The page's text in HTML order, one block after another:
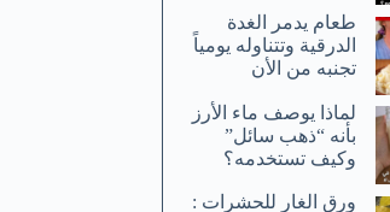
طعام يدمر الغدة
الدرقية وتتناوله يومياً
تجنبه من الأن
لماذا يوصف ماء الأرز
بأنه “ذهب سائل”
وكيف تستخدمه؟
ورق الغار للحشرات :